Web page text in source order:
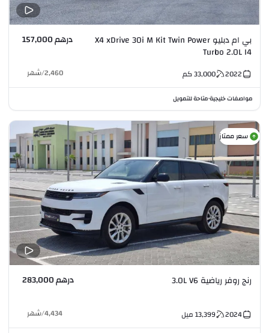
بي ام دبليو X4 xDrive 30i M Kit Twin Power
Turbo 2.0L I4
درهم 157,000
2022
33,000كم 2,460
/شهر
مواصفات خليجية•متاحة للتمويل
سعر ممتاز
رنج روفر رياضية 3.0L V6 درهم 283,000
2024
13,399 ميل 4,434
/شهر